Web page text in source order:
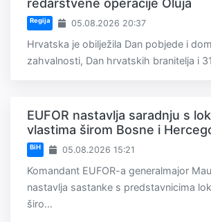
redarstvene operacije Oluja
Regija 05.08.2026 20:37
Hrvatska je obilježila Dan pobjede i
zahvalnosti, Dan hrvatskih branitelja i
EUFOR nastavlja saradnju s
vlastima širom Bosne i
BiH 05.08.2026 15:21
Komandant EUFOR-a generalmajor
nastavlja sastanke s predstavnicima
širo...